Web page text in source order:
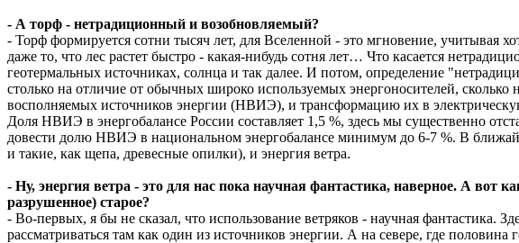
- А торф - нетрадиционный и возобновляемый?
- Торф формируется сотни тысяч лет, для Вселенной - это мгновение, учитывая
даже то, что лес растет быстро - какая-нибудь сотня лет… Что касается
геотермальных источниках, солнца и так далее. И потом, определение
столько на отличие от обычных широко используемых энергоносителей,
восполняемых источников энергии (НВИЭ), и трансформацию их в
Доля НВИЭ в энергобалансе России составляет 1,5 %, здесь мы существенно
довести долю НВИЭ в национальном энергобалансе минимум до 6-7 %. В
и такие, как щепа, древесные опилки), и энергия ветра.
- Ну, энергия ветра - это для нас пока научная фантастика, наверное. А вот
разрушенное) старое?
- Во-первых, я бы не сказал, что использование ветряков - научная фантастика.
рассматриваться там как один из источников энергии. А на севере, где